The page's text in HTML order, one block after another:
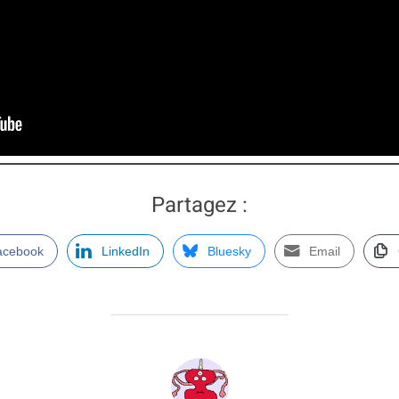
Partagez :
LinkedIn Bluesky Email
AUTEUR DE LA PUBLICATION